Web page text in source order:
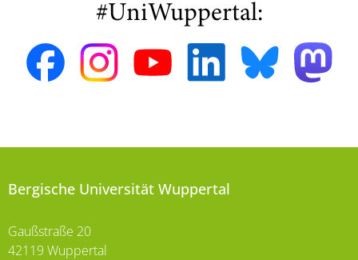
#UniWuppertal:
Bergische Universität Wuppertal
Gaußstraße 20
42119 Wuppertal